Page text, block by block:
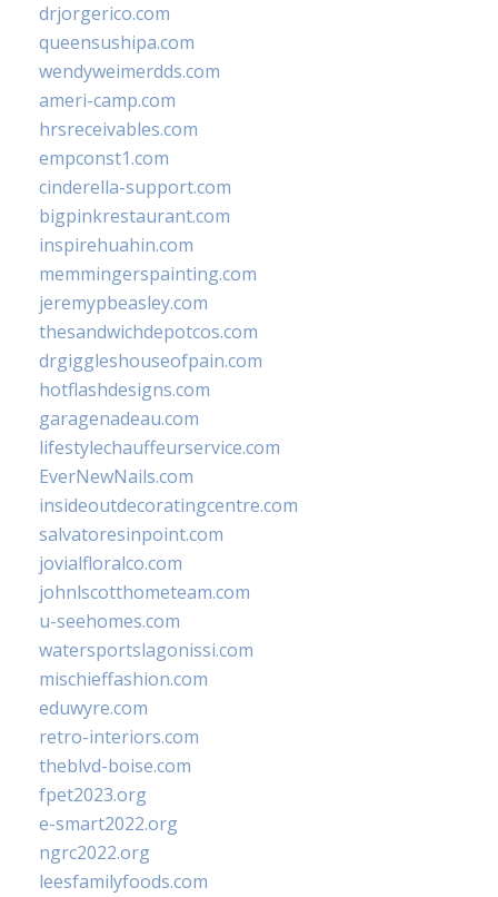
drjorgerico.com
queensushipa.com
wendyweimerdds.com
ameri-camp.com
hrsreceivables.com
empconst1.com
cinderella-support.com
bigpinkrestaurant.com
inspirehuahin.com
memmingerspainting.com
jeremypbeasley.com
thesandwichdepotcos.com
drgiggleshouseofpain.com
hotflashdesigns.com
garagenadeau.com
lifestylechauffeurservice.com
EverNewNails.com
insideoutdecoratingcentre.com
salvatoresinpoint.com
jovialfloralco.com
johnlscotthometeam.com
u-seehomes.com
watersportslagonissi.com
mischieffashion.com
eduwyre.com
retro-interiors.com
theblvd-boise.com
fpet2023.org
e-smart2022.org
ngrc2022.org
leesfamilyfoods.com